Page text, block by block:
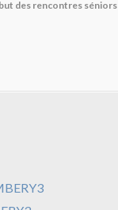
des rencontres séniors